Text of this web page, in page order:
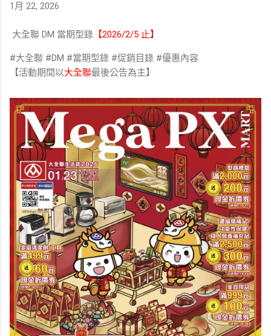
1月 22, 2026
大全聯 DM 當期型錄 【2026/2/5 止】
#大全聯 #DM #當期型錄 #促銷目錄 #優惠內容
【活動期間以大全聯最後公告為主】